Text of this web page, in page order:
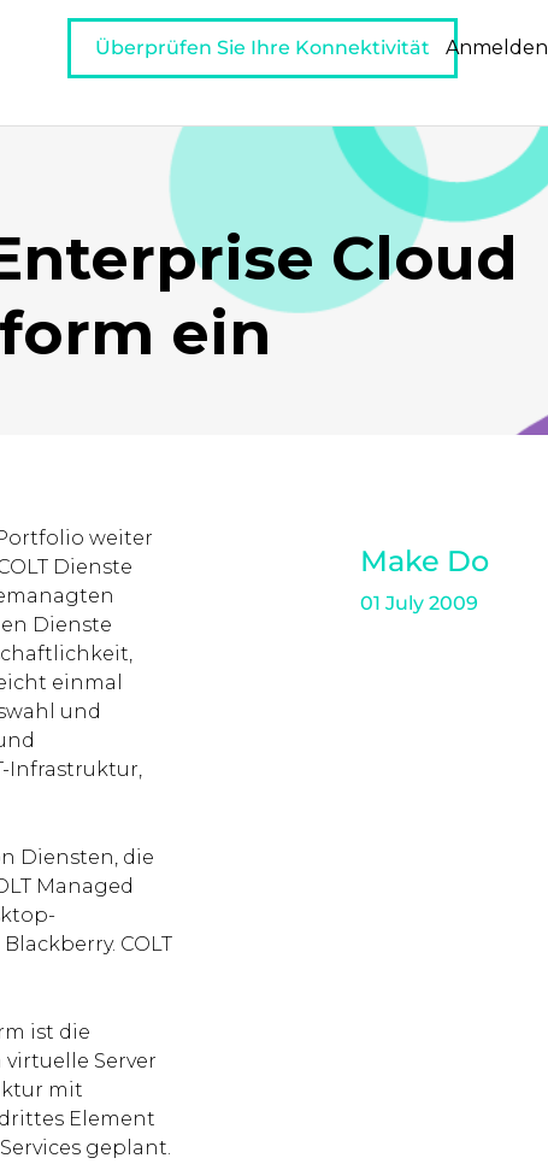
Überprüfen Sie Ihre Konnektivität Anmelden
Cloud
ein
weiter
Dienste
Dienste
einmal
und
Infrastruktur,
Diensten, die
Managed
COLT
ist die
Server
mit
Element
geplant.
Make Do
01 July 2009